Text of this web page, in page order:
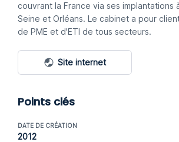
couvrant la France via ses implantations
Seine et Orléans. Le cabinet a pour
de PME et d'ETI de tous secteurs.
Site internet
Points clés
DATE DE CRÉATION
2012